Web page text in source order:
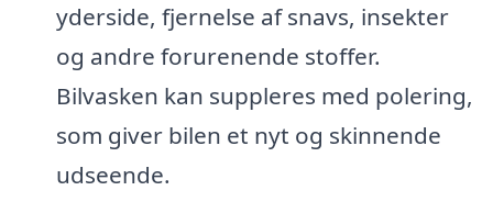
yderside, fjernelse af snavs, insekter
og andre forurenende stoffer.
Bilvasken kan suppleres med polering,
som giver bilen et nyt og skinnende
udseende.